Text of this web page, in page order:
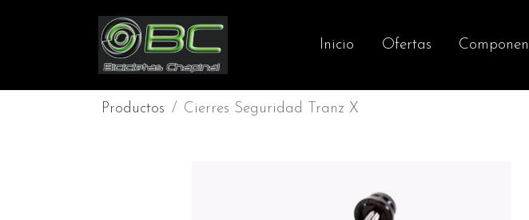
Inicio Ofertas
Productos Cierres Seguridad Tranz X